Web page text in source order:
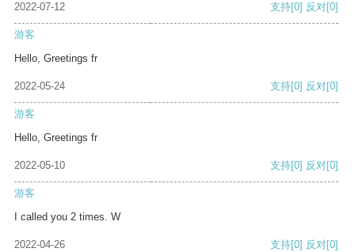
2022-07-12 支持[0] 反对[0]
游客
Hello, Greetings fr
2022-05-24 支持[0] 反对[0]
游客
Hello, Greetings fr
2022-05-10 支持[0] 反对[0]
游客
I called you 2 times. W
2022-04-26 支持[0] 反对[0]